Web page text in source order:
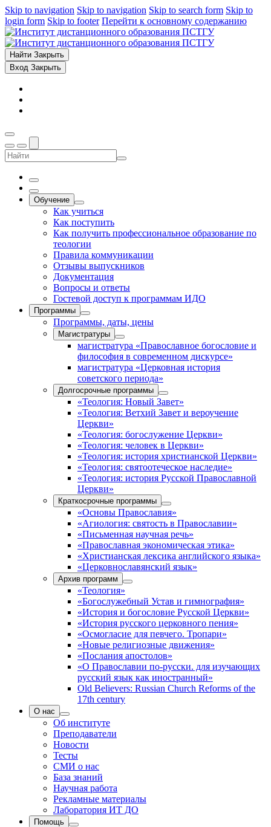
Skip to navigation Skip to navigation Skip to search form Skip to
login form Skip to footer Перейти к основному содержанию
Найти Закрыть
Вход Закрыть
Обучение
Как учиться
Как поступить
Как получить профессиональное образование по
теологии
Правила коммуникации
Отзывы выпускников
Документация
Вопросы и ответы
Гостевой доступ к программам ИДО
Программы
Программы, даты, цены
Магистратуры
магистратура «Православное богословие и
философия в современном дискурсе»
магистратура «Церковная история
советского периода»
Долгосрочные программы
«Теология: Новый Завет»
«Теология: Ветхий Завет и вероучение
Церкви»
«Теология: богослужение Церкви»
«Теология: человек в Церкви»
«Теология: история христианской Церкви»
«Теология: святоотеческое наследие»
«Теология: история Русской Православной
Церкви»
Краткосрочные программы
«Основы Православия»
«Агиология: святость в Православии»
«Письменная научная речь»
«Православная экономическая этика»
«Христианская лексика английского языка»
«Церковнославянский язык»
Архив программ
«Теология»
«Богослужебный Устав и гимнография»
«История и богословие Русской Церкви»
«История русского церковного пения»
«Осмогласие для певчего. Тропари»
«Новые религиозные движения»
«Послания апостолов»
«О Православии по-русски. для изучающих
русский язык как иностранный»
Old Believers: Russian Church Reforms of the
17th century
О нас
Об институте
Преподаватели
Новости
Тесты
СМИ о нас
База знаний
Научная работа
Рекламные материалы
Лаборатория ИТ ДО
Помощь